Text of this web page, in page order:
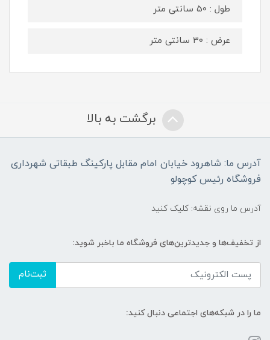
طول : 50 سانتی متر
عرض : 30 سانتی متر
برگشت به بالا
آدرس ما: شاهرود خیابان امام مقابل پارکینگ طبقاتی شهرداری
فروشگاه رئیس کوچولو
آدرس ما روی نقشه: کلیک کنید
از تخفیف‌ها و جدیدترین‌های فروشگاه ما باخبر شوید:
ثبت‌نام
ما را در شبکه‌های اجتماعی دنبال کنید: